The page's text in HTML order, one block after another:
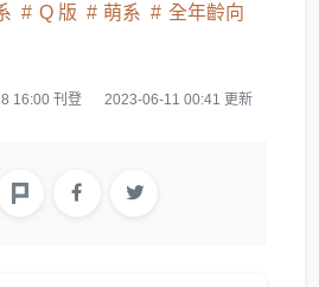
Q 版 萌系
全年齡向
16:00 刊登 2023-06-11 00:41 更新